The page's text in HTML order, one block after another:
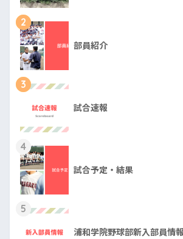
2
部員紹介
3
試合速報
4
試合予定・結果
5
浦和学院野球部新入部員情